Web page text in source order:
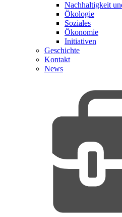
Nachhaltigkeit
Ökologie
Soziales
Ökonomie
Initiativen
Geschichte
Kontakt
News